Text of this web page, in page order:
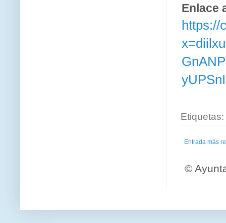
Enlace
https://
Etiquetas:
Entrada más
©